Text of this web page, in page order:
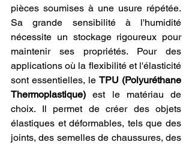
pièces soumises à une usure répétée.
Sa grande sensibilité à l'humidité
nécessite un stockage rigoureux pour
maintenir ses propriétés. Pour des
applications où la flexibilité et l'élasticité
sont essentielles, le TPU (Polyuréthane
Thermoplastique) est le matériau de
choix. Il permet de créer des objets
élastiques et déformables, tels que des
joints, des semelles de chaussures, des